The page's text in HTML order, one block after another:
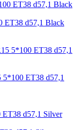
ET38 d57,1 Black
ET38 d57,1